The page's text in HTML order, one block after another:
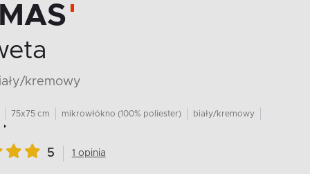
kremowy
75x75 cm mikrowłókno (100% poliester) biały/kremowy
5 1 opinia